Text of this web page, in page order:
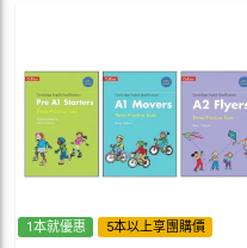
1本就優惠 5本以上享團購價